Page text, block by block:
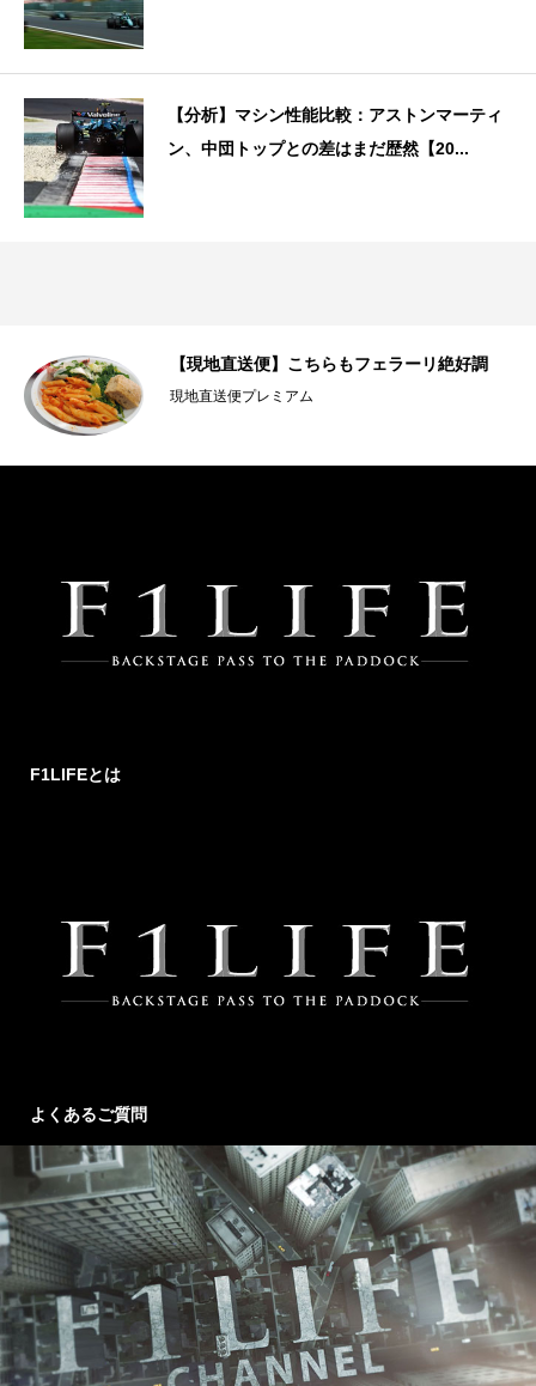
【分析】マシン性能比較：アストンマーティ
ン、中団トップとの差はまだ歴然【20...
【現地直送便】こちらもフェラーリ絶好調
現地直送便プレミアム
F1LIFEとは
よくあるご質問